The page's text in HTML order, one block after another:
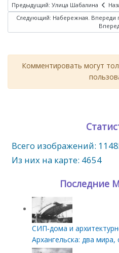
Предыдущий: Улица Шабалина
Следующий: Набережная. Впереди
Комментировать могут
Всего изображений:
Из них на карте: 4654
Последние
СИП‑дома и
Архангельска: два мира,